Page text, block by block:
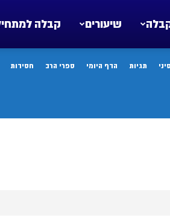
קבלה שיעורים
תגיות הדף היומי ספרי הרב חסידות